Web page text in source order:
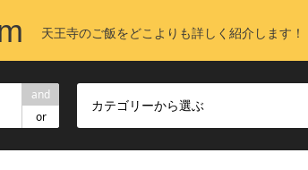
天王寺のご飯をどこよりも詳しく紹介します！
and
or
カテゴリーから選ぶ